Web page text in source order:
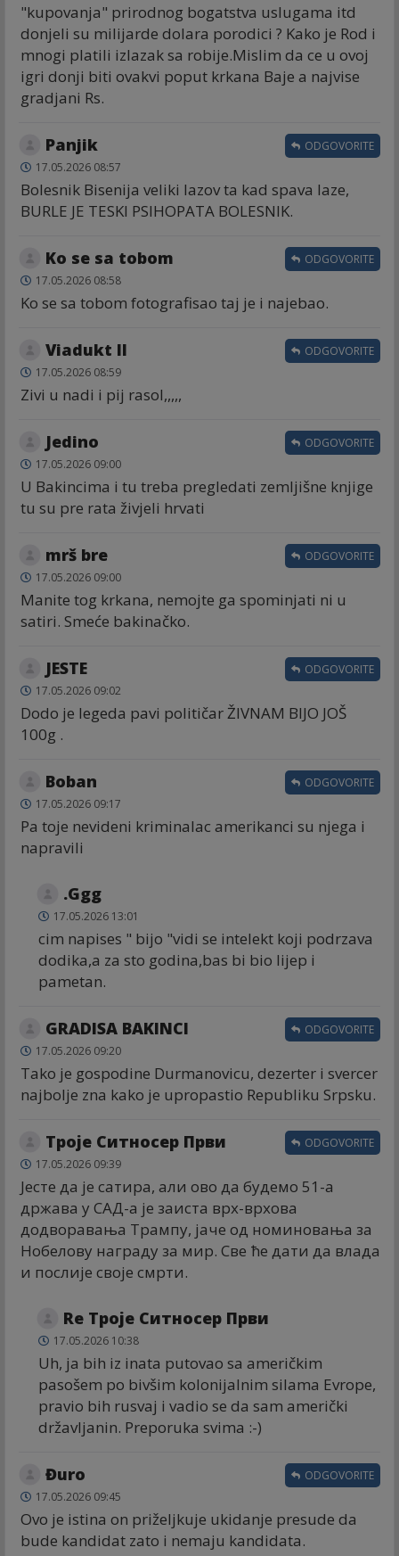
"kupovanja" prirodnog bogatstva uslugama itd
donjeli su milijarde dolara porodici ? Kako je Rod i
mnogi platili izlazak sa robije.Mislim da ce u ovoj
igri donji biti ovakvi poput krkana Baje a najvise
gradjani Rs.
Panjik
17.05.2026 08:57
Bolesnik Bisenija veliki lazov ta kad spava laze,
BURLE JE TESKI PSIHOPATA BOLESNIK.
ODGOVORITE
Ko se sa tobom
17.05.2026 08:58
Ko se sa tobom fotografisao taj je i najebao.
ODGOVORITE
Viadukt II
17.05.2026 08:59
Zivi u nadi i pij rasol,,,,,
ODGOVORITE
Jedino
17.05.2026 09:00
U Bakincima i tu treba pregledati zemljišne knjige
tu su pre rata živjeli hrvati
ODGOVORITE
mrš bre
17.05.2026 09:00
Manite tog krkana, nemojte ga spominjati ni u
satiri. Smeće bakinačko.
ODGOVORITE
JESTE
17.05.2026 09:02
Dodo je legeda pavi političar ŽIVNAM BIJO JOŠ
100g .
ODGOVORITE
Boban
17.05.2026 09:17
Pa toje nevideni kriminalac amerikanci su njega i
napravili
ODGOVORITE
.Ggg
17.05.2026 13:01
cim napises " bijo "vidi se intelekt koji podrzava
dodika,a za sto godina,bas bi bio lijep i
pametan.
GRADISA BAKINCI
17.05.2026 09:20
Tako je gospodine Durmanovicu, dezerter i svercer
najbolje zna kako je upropastio Republiku Srpsku.
ODGOVORITE
Троје Ситносер Први
17.05.2026 09:39
Јесте да је сатира, али ово да будемо 51-а
држава у САД-а је заиста врх-врхова
додворавања Трампу, јаче од номиновања за
Нобелову награду за мир. Све ће дати да влада
и послије своје смрти.
ODGOVORITE
Re Троје Ситносер Први
17.05.2026 10:38
Uh, ja bih iz inata putovao sa američkim
pasošem po bivšim kolonijalnim silama Evrope,
pravio bih rusvaj i vadio se da sam američki
državljanin. Preporuka svima :-)
Đuro
17.05.2026 09:45
Ovo je istina on priželjkuje ukidanje presude da
bude kandidat zato i nemaju kandidata.
ODGOVORITE